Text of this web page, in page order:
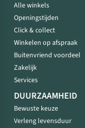
Alle winkels
Openingstijden
Click & collect
Winkelen op afspraak
Buitenvriend voordeel
Zakelijk
Services
DUURZAAMHEID
Bewuste keuze
Verleng levensduur